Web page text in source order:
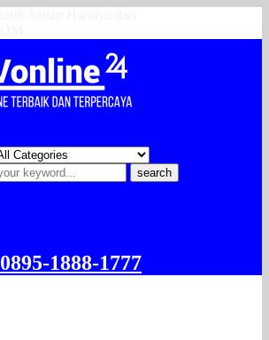
search
0895-1888-1777